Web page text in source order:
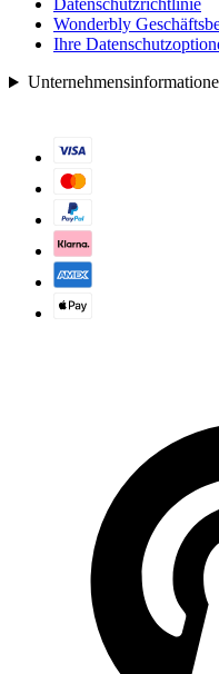
Datenschutzrichtlinie
Wonderbly
Ihre